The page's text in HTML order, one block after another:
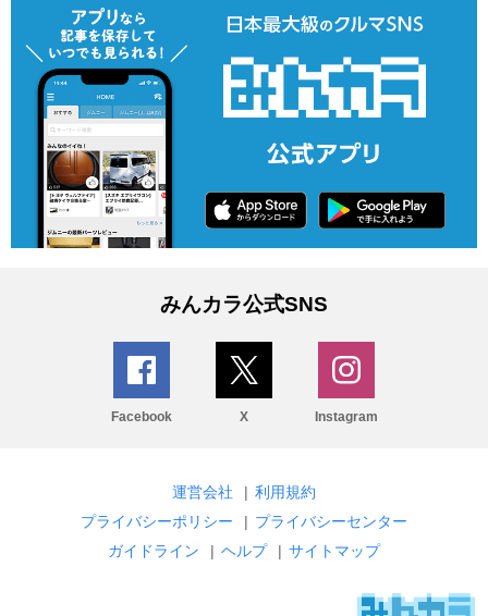
みんカラ公式SNS
Facebook X Instagram
運営会社 | 利用規約
プライバシーポリシー
| プライバシーセンター
ガイドライン
| ヘルプ | サイトマップ